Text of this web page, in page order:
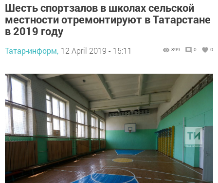
Шесть спортзалов в школах сельской
местности отремонтируют в Татарстане
в 2019 году
Татар-информ, 12 April 2019 - 15:11 899 0 0